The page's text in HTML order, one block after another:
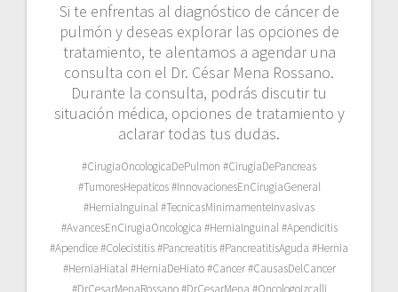
Si te enfrentas al diagnóstico de cáncer de
pulmón y deseas explorar las opciones de
tratamiento, te alentamos a agendar una
consulta con el Dr. César Mena Rossano.
Durante la consulta, podrás discutir tu
situación médica, opciones de tratamiento y
aclarar todas tus dudas.
#CirugiaOncologicaDePulmon #CirugiaDePancreas
#TumoresHepaticos #InnovacionesEnCirugiaGeneral
#HerniaInguinal #TecnicasMinimamenteInvasivas
#AvancesEnCirugiaOncologica #HerniaInguinal #Apendicitis
#Apendice #Colecistitis #Pancreatitis #PancreatitisAguda #Hernia
#HerniaHiatal #HerniaDeHiato #Cancer #CausasDelCancer